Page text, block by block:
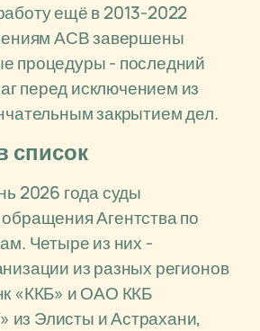
ещё в 2013-2022
АСВ завершены
процедуры - последний
перед исключением из
закрытием дел.
список
2026 года суды
Агентства по
Четыре из них -
из разных регионов
«ККБ» и ОАО ККБ
Элисты и Астрахани,